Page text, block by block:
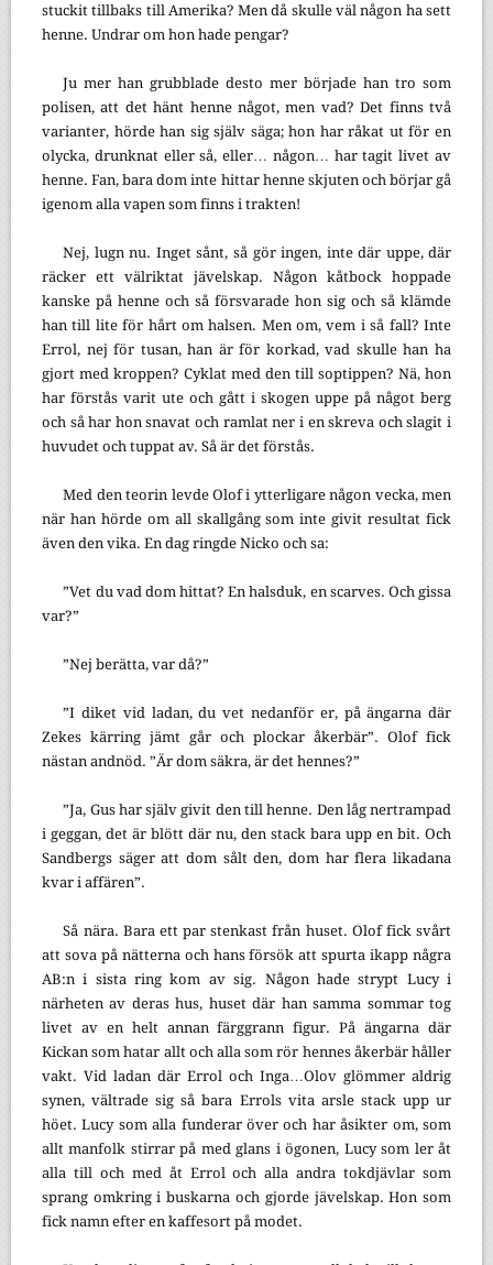
stuckit tillbaks till Amerika? Men då skulle väl någon ha sett
henne. Undrar om hon hade pengar?
Ju mer han grubblade desto mer började han tro som
polisen, att det hänt henne något, men vad? Det finns två
varianter, hörde han sig själv säga; hon har råkat ut för en
olycka, drunknat eller så, eller… någon… har tagit livet av
henne. Fan, bara dom inte hittar henne skjuten och börjar gå
igenom alla vapen som finns i trakten!
Nej, lugn nu. Inget sånt, så gör ingen, inte där uppe, där
räcker ett välriktat jävelskap. Någon kåtbock hoppade
kanske på henne och så försvarade hon sig och så klämde
han till lite för hårt om halsen. Men om, vem i så fall? Inte
Errol, nej för tusan, han är för korkad, vad skulle han ha
gjort med kroppen? Cyklat med den till soptippen? Nä, hon
har förstås varit ute och gått i skogen uppe på något berg
och så har hon snavat och ramlat ner i en skreva och slagit i
huvudet och tuppat av. Så är det förstås.
Med den teorin levde Olof i ytterligare någon vecka, men
när han hörde om all skallgång som inte givit resultat fick
även den vika. En dag ringde Nicko och sa:
”Vet du vad dom hittat? En halsduk, en scarves. Och gissa
var?”
”Nej berätta, var då?”
”I diket vid ladan, du vet nedanför er, på ängarna där
Zekes kärring jämt går och plockar åkerbär”. Olof fick
nästan andnöd. ”Är dom säkra, är det hennes?”
”Ja, Gus har själv givit den till henne. Den låg nertrampad
i geggan, det är blött där nu, den stack bara upp en bit. Och
Sandbergs säger att dom sålt den, dom har flera likadana
kvar i affären”.
Så nära. Bara ett par stenkast från huset. Olof fick svårt
att sova på nätterna och hans försök att spurta ikapp några
AB:n i sista ring kom av sig. Någon hade strypt Lucy i
närheten av deras hus, huset där han samma sommar tog
livet av en helt annan färggrann figur. På ängarna där
Kickan som hatar allt och alla som rör hennes åkerbär håller
vakt. Vid ladan där Errol och Inga…Olov glömmer aldrig
synen, vältrade sig så bara Errols vita arsle stack upp ur
höet. Lucy som alla funderar över och har åsikter om, som
allt manfolk stirrar på med glans i ögonen, Lucy som ler åt
alla till och med åt Errol och alla andra tokdjävlar som
sprang omkring i buskarna och gjorde jävelskap. Hon som
fick namn efter en kaffesort på modet.